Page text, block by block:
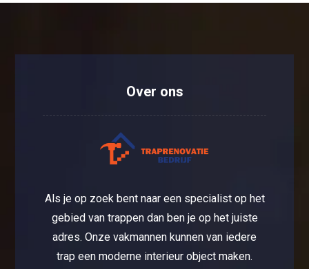
Over ons
Als je op zoek bent naar een specialist op het
gebied van trappen dan ben je op het juiste
adres. Onze vakmannen kunnen van iedere
trap een moderne interieur object maken.